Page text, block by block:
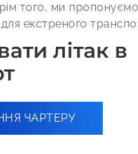
того, ми
екстреного
літак в
ЧАРТЕРУ